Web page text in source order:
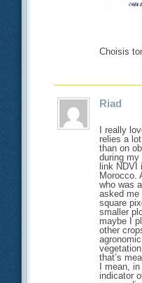
Choisis
Riad
I really
relies a
than on
during
link NDVI
Morocco.
who was
asked me
square
smaller
maybe I
other
that’s
I mean,
indicator